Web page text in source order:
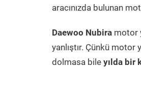
aracınızda bulunan
Daewoo Nubira motor
yanlıştır. Çünkü
dolmasa bile yılda bir